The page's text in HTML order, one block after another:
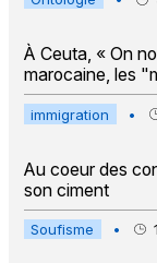
À Ceuta, « On
marocaine, les
immigration •
Au coeur des
son ciment
Soufisme • 1